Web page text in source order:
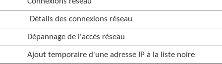
Détails des connexions réseau
Dépannage de l'accès réseau
Ajout temporaire d'une adresse IP à la liste noire